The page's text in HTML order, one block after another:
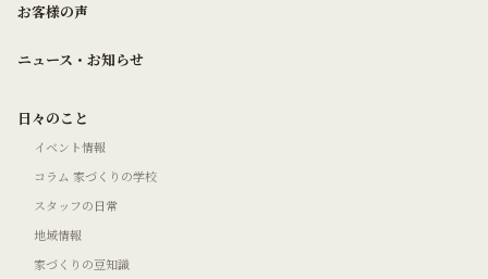
お客様の声
ニュース・お知らせ
日々のこと
イベント情報
コラム 家づくりの学校
スタッフの日常
地域情報
家づくりの豆知識